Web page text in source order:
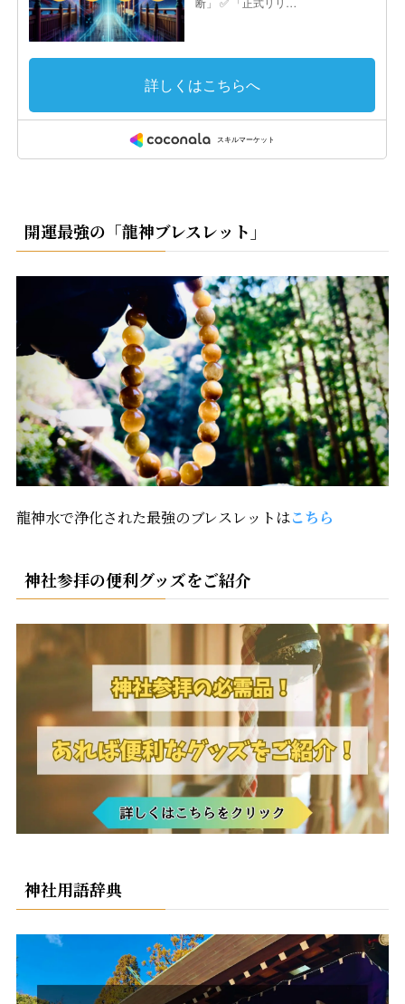
開運最強の「龍神ブレスレット」
龍神水で浄化された最強のブレスレットはこちら
神社参拝の便利グッズをご紹介
神社用語辞典